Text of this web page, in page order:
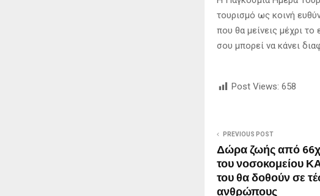
τουρισμό ως κοινή
που θα μείνεις μέχρι το
σου μπορεί να κάνει
Post Views: 658
PREVIOUS POST
Δώρα ζωής από
του νοσοκομείου
του θα δοθούν σε